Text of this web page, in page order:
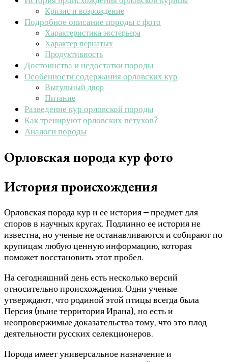
Кризис и возрождение
Подробное описание породы с фото
Характеристика экстерьера
Характер пернатых
Продуктивность
Достоинства и недостатки породы
Особенности содержания орловских кур
Выгульный двор
Питание
Разведение кур орловской породы
Как тренируют орловских петухов?
Аналоги породы
Орловская порода кур фото
История происхождения
Орловская порода кур и ее история – предмет для
споров в научных кругах. Подлинно ее история не
известна, но ученые не останавливаются и собирают по
крупицам любую ценную информацию, которая
поможет восстановить этот пробел.
На сегодняшний день есть несколько версий
относительно происхождения. Одни ученые
утверждают, что родиной этой птицы всегда была
Персия (ныне территория Ирана), но есть и
неопровержимые доказательства тому, что это плод
деятельности русских селекционеров.
Порода имеет универсальное назначение и